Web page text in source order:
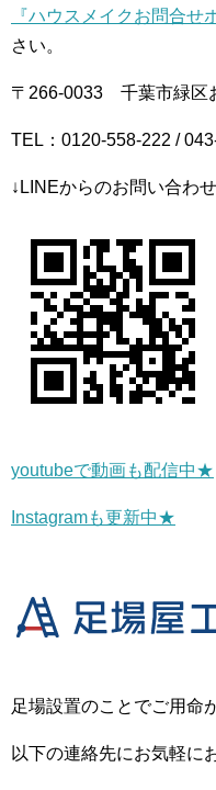
『ハウスメイクお問合せ
さい。
〒266-0033 千葉市緑区
TEL：0120-558-222 /
↓LINEからのお問い合わ
youtubeで動画も配信中★
Instagramも更新中★
足場設置のことでご用命
以下の連絡先にお気軽に